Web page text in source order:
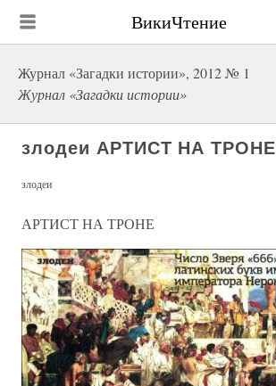
ВикиЧтение
Журнал «Загадки истории», 2012 № 1
Журнал «Загадки истории»
злодеи АРТИСТ НА ТРОНЕ
злодеи
АРТИСТ НА ТРОНЕ